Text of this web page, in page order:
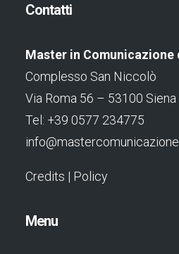
Contatti
Master in Comunicazione
Complesso San Niccolò
Via Roma 56 – 53100 Siena
Tel: +39 0577 234775
Credits | Policy
Menu